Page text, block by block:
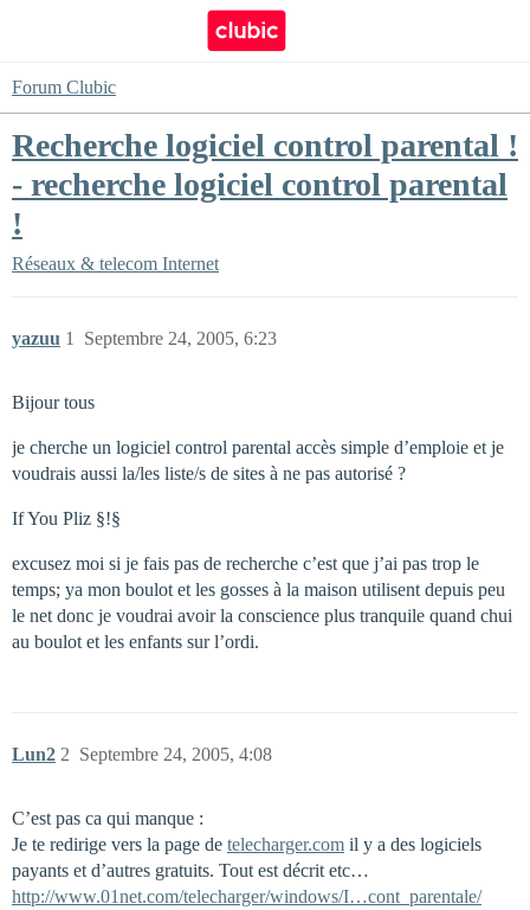
Forum Clubic
Recherche logiciel control parental !
- recherche logiciel control parental
!
Réseaux & telecom Internet
yazuu Septembre 24, 2005, 6:23
1
Bijour tous
je cherche un logiciel control parental accès simple d’emploie et je
voudrais aussi la/les liste/s de sites à ne pas autorisé ?
If You Pliz §!§
excusez moi si je fais pas de recherche c’est que j’ai pas trop le
temps; ya mon boulot et les gosses à la maison utilisent depuis peu
le net donc je voudrai avoir la conscience plus tranquile quand chui
au boulot et les enfants sur l’ordi.
Lun2 Septembre 24, 2005, 4:08
2
C’est pas ca qui manque :
Je te redirige vers la page de telecharger.com il y a des logiciels
payants et d’autres gratuits. Tout est décrit etc…
http://www.01net.com/telecharger/windows/I…cont_parentale/